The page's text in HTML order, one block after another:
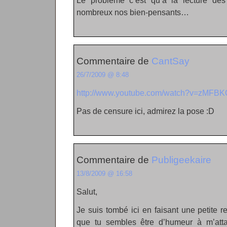
nombreux nos bien-pensants…
Commentaire de CantSay
26/7/2009 @ 8:48
http://www.youtube.com/
Pas de censure ici, admirez la pose :D
Commentaire de Publigeekaire
13/8/2009 @ 16:58
Salut,
Je suis tombé ici en faisant une petite
que tu sembles être d’humeur à